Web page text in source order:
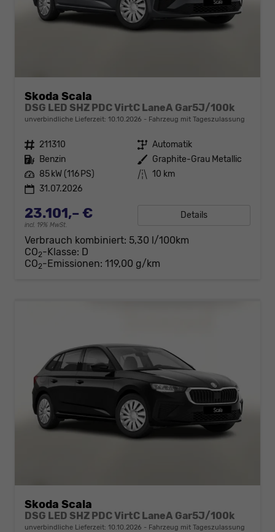
Skoda Scala
DSG LED SHZ PDC VirtC LaneA Gar5J/100k
unverbindliche Lieferzeit: 10.10.2026 Fahrzeug mit Tageszulassung
Fahrzeugnr. 211310 Getriebe Automatik
Kraftstoff Benzin Außenfarbe Graphite-Grau Metallic
Leistung 85 kW (116 PS) Kilometerstand 10 km
31.07.2026
23.101,– €
incl. 19% MwSt.
Details
Verbrauch kombiniert: 5,30 l/100km
CO2-Klasse: D
CO2-Emissionen: 119,00 g/km
Skoda Scala
DSG LED SHZ PDC VirtC LaneA Gar5J/100k
unverbindliche Lieferzeit: 10.10.2026 Fahrzeug mit Tageszulassung